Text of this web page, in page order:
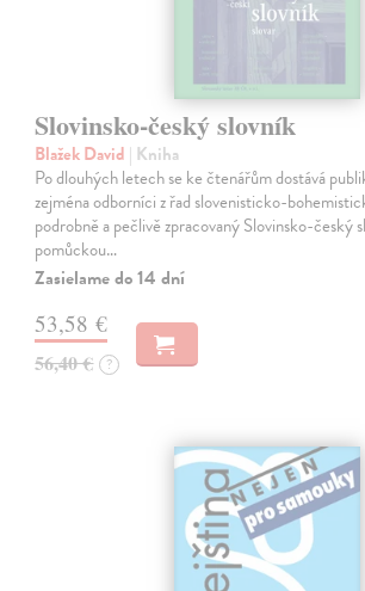
Slovinsko-český slovník
Blažek David | Kniha
Po dlouhých letech se ke čtenářům dostává
zejména odborníci z řad slovenisticko-
podrobně a pečlivě zpracovaný Slovinsko-český
pomůckou…
Zasielame do 14 dní
53,58 €
56,40 € ?